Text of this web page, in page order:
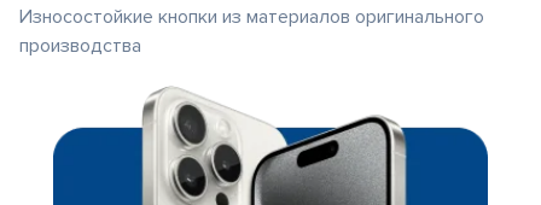
Износостойкие кнопки из материалов оригинального
производства